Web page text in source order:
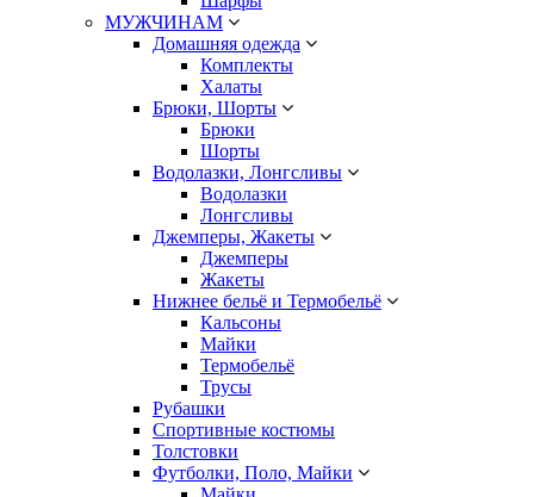
МУЖЧИНАМ
Домашняя одежда
Комплекты
Халаты
Брюки, Шорты
Брюки
Шорты
Водолазки, Лонгсливы
Водолазки
Лонгсливы
Джемперы, Жакеты
Джемперы
Жакеты
Нижнее бельё и Термобельё
Кальсоны
Майки
Термобельё
Трусы
Рубашки
Спортивные костюмы
Толстовки
Футболки, Поло, Майки